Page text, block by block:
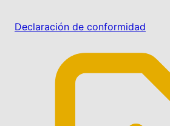
Declaración de conformidad